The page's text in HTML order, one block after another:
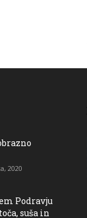
2020
Podravju
suša in